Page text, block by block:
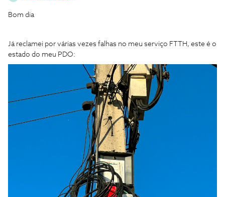
Bom dia
Já reclamei por várias vezes falhas no meu serviço FTTH, este é o
estado do meu PDO: